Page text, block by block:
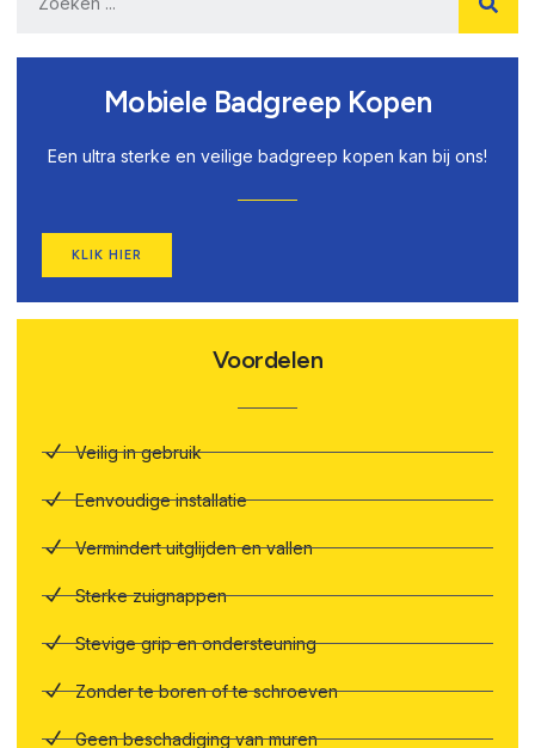
Mobiele Badgreep Kopen
Een ultra sterke en veilige badgreep kopen kan bij ons!
KLIK HIER
Voordelen
Veilig in gebruik
Eenvoudige installatie
Vermindert uitglijden en vallen
Sterke zuignappen
Stevige grip en ondersteuning
Zonder te boren of te schroeven
Geen beschadiging van muren